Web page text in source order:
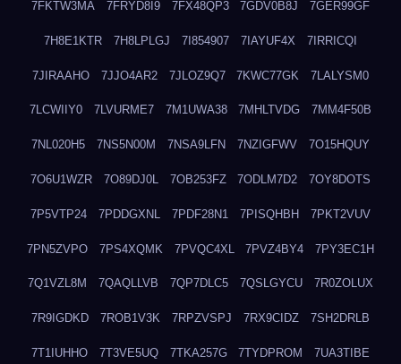
7FKTW3MA 7FRYD8I9 7FX48QP3 7GDV0B8J 7GER99GF
7H8E1KTR 7H8LPLGJ 7I854907 7IAYUF4X 7IRRICQI
7JIRAAHO 7JJO4AR2 7JLOZ9Q7 7KWC77GK 7LALYSM0
7LCWIIY0 7LVURME7 7M1UWA38 7MHLTVDG 7MM4F50B
7NL020H5 7NS5N00M 7NSA9LFN 7NZIGFWV 7O15HQUY
7O6U1WZR 7O89DJ0L 7OB253FZ 7ODLM7D2 7OY8DOTS
7P5VTP24 7PDDGXNL 7PDF28N1 7PISQHBH 7PKT2VUV
7PN5ZVPO 7PS4XQMK 7PVQC4XL 7PVZ4BY4 7PY3EC1H
7Q1VZL8M 7QAQLLVB 7QP7DLC5 7QSLGYCU 7R0ZOLUX
7R9IGDKD 7ROB1V3K 7RPZVSPJ 7RX9CIDZ 7SH2DRLB
7T1IUHHO 7T3VE5UQ 7TKA257G 7TYDPROM 7UA3TIBE